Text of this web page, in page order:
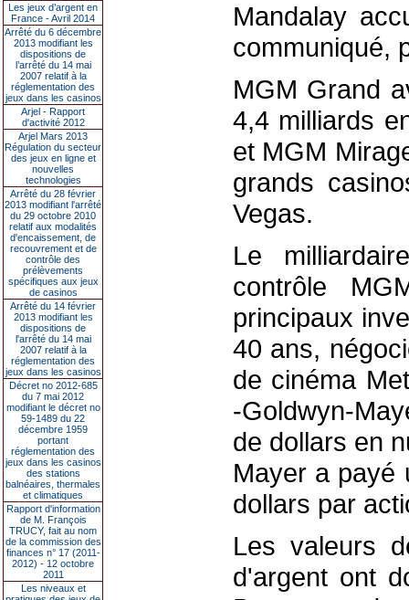
Les jeux d’argent en
France - Avril 2014
Arrêté du 6 décembre
2013 modifiant les
dispositions de
l’arrêté du 14 mai
2007 relatif à la
réglementation des
jeux dans les casinos
Arjel - Rapport
d'activité 2012
Arjel Mars 2013
Régulation du secteur
des jeux en ligne et
nouvelles
technologies
Arrêté du 28 février
2013 modifiant l'arrêté
du 29 octobre 2010
relatif aux modalités
d'encaissement, de
recouvrement et de
contrôle des
prélèvements
spécifiques aux jeux
de casinos
Arrêté du 14 février
2013 modifiant les
dispositions de
l'arrêté du 14 mai
2007 relatif à la
réglementation des
jeux dans les casinos
Décret no 2012-685
du 7 mai 2012
modifiant le décret no
59-1489 du 22
décembre 1959
portant
réglementation des
jeux dans les casinos
des stations
balnéaires, thermales
et climatiques
Rapport d'information
de M. François
TRUCY, fait au nom
de la commission des
finances n° 17 (2011-
2012) - 12 octobre
2011
Les niveaux et
Mandalay
communiqué,
MGM Grand
4,4 milliards
et MGM
grands
Vegas.
Le
contrôle
principaux
40 ans,
de cinéma
-Goldwyn-
de dollars en
Mayer a payé
dollars par
Les valeurs
d'argent ont